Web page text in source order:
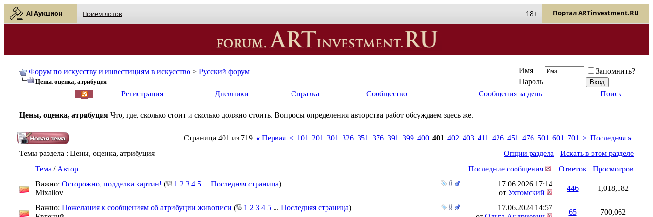
AI Аукцион Прием лотов Портал ARTinvestment.RU
18+
Форум по искусству и инвестициям в искусство > Русский форум
Цены, оценка, атрибуция
Имя
Запомнить?
Пароль
Регистрация Дневники Справка Сообщество Сообщения за день Поиск
Цены, оценка, атрибуция Что, где, сколько стоит и сколько должно стоить. Вопросы определения авторства работ обсуждаем здесь же.
Страница 401 из 719 « Первая < 101 201 301 326 351 376 391 399 400 401 402 403 411 426 451 476 501 601 701 > Последняя »
Темы раздела : Цены, оценка, атрибуция Опции раздела
Искать в этом разделе
Тема / Автор Последние сообщения Ответов
Просмотров
Важно: Осторожно, подделка картин! ( 1 2 3 4 5 ... Последняя страница)
Mixailov
17.06.2026 17:14
от Ухтомский
446 1,018,182
Важно: Пожелания к сообщениям об атрибуции живописи ( 1 2 3 4 5 ... Последняя страница)
17.06.2024 14:57
65 700,062